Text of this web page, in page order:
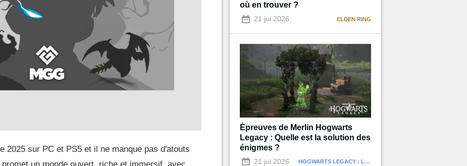
2025 sur PC et PS5 et il ne manque pas d'atouts
où en trouver ?
21 jui 2026 ELDEN RING
Épreuves de Merlin Hogwarts
Legacy : Quelle est la solution des
énigmes ?
21 jui 2026 HOGWARTS LEGACY : L'HÉRITAGE DE POUDLARD